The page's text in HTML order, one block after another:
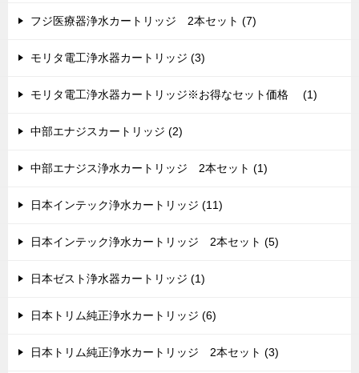
フジ医療器浄水カートリッジ 2本セット (7)
モリタ電工浄水器カートリッジ (3)
モリタ電工浄水器カートリッジ※お得なセット価格 (1)
中部エナジスカートリッジ (2)
中部エナジス浄水カートリッジ 2本セット (1)
日本インテック浄水カートリッジ (11)
日本インテック浄水カートリッジ 2本セット (5)
日本ゼスト浄水器カートリッジ (1)
日本トリム純正浄水カートリッジ (6)
日本トリム純正浄水カートリッジ 2本セット (3)